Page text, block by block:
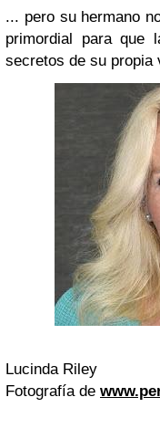
... pero su hermano
primordial para que
secretos de su propia
Lucinda Riley
Fotografía de